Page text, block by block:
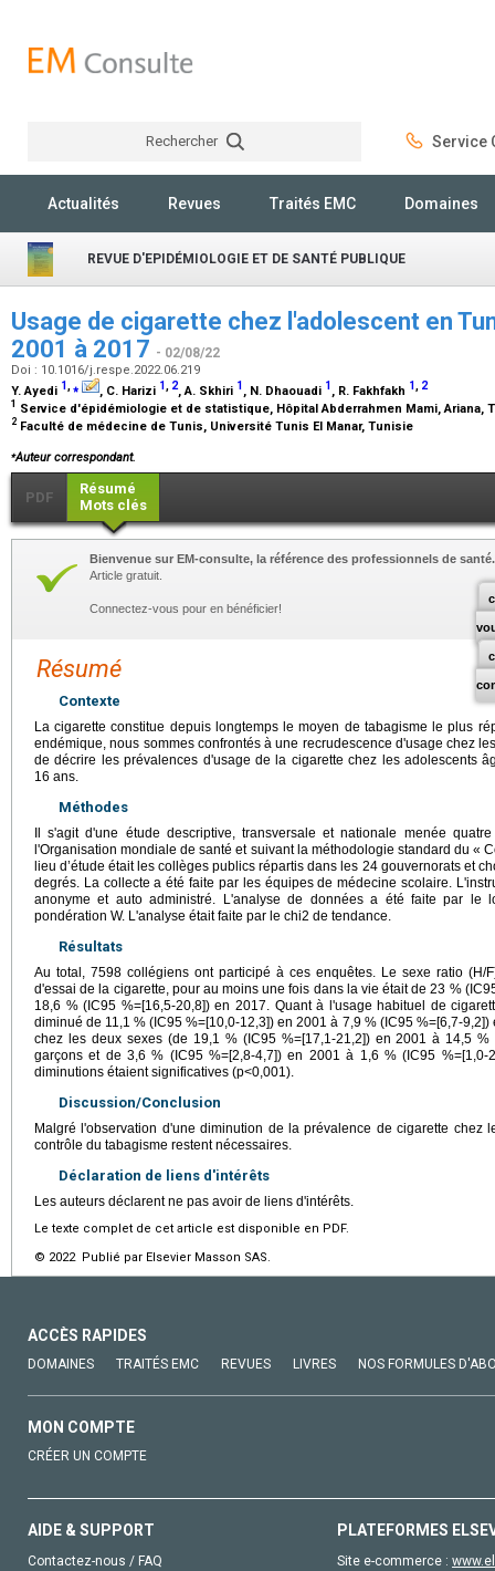
Rechercher Service
Actualités Revues Traités EMC Domaines
REVUE D'EPIDÉMIOLOGIE ET DE SANTÉ PUBLIQUE
Usage de cigarette chez l'adolescent en
2001 à 2017 - 02/08/22
Doi : 10.1016/j.respe.2022.06.219
Y. Ayedi 1,⁎ , C. Harizi 1, 2, A. Skhiri 1 , N. Dhaouadi 1 , R. Fakhfakh 1, 2
1 Service d'épidémiologie et de statistique, Hôpital Abderrahmen Mami, Ariana,
2 Faculté de médecine de Tunis, Université Tunis El Manar, Tunisie
⁎Auteur correspondant.
PDF
Résumé
Mots clés
Bienvenue sur EM-consulte, la référence des professionnels de santé.
Article gratuit.
Connectez-vous pour en bénéficier!
Résumé
Contexte
La cigarette constitue depuis longtemps le moyen de tabagisme le plus
endémique, nous sommes confrontés à une recrudescence d'usage chez
de décrire les prévalences d'usage de la cigarette chez les adolescents
16 ans.
Méthodes
Il s'agit d'une étude descriptive, transversale et nationale menée
l'Organisation mondiale de santé et suivant la méthodologie standard du «
lieu d’étude était les collèges publics répartis dans les 24 gouvernorats et
degrés. La collecte a été faite par les équipes de médecine scolaire.
anonyme et auto administré. L'analyse de données a été faite par le
pondération W. L'analyse était faite par le chi2 de tendance.
Résultats
Au total, 7598 collégiens ont participé à ces enquêtes. Le sexe ratio (H/
d'essai de la cigarette, pour au moins une fois dans la vie était de 23 %
18,6 % (IC95 %=[16,5-20,8]) en 2017. Quant à l'usage habituel de
diminué de 11,1 % (IC95 %=[10,0-12,3]) en 2001 à 7,9 % (IC95 %=[6,7-
chez les deux sexes (de 19,1 % (IC95 %=[17,1-21,2]) en 2001 à 14,5
garçons et de 3,6 % (IC95 %=[2,8-4,7]) en 2001 à 1,6 % (IC95
diminutions étaient significatives (p<0,001).
Discussion/Conclusion
Malgré l'observation d'une diminution de la prévalence de cigarette chez
contrôle du tabagisme restent nécessaires.
Déclaration de liens d'intérêts
Les auteurs déclarent ne pas avoir de liens d'intérêts.
Le texte complet de cet article est disponible en PDF.
© 2022 Publié par Elsevier Masson SAS.
ACCÈS RAPIDES
DOMAINES TRAITÉS EMC REVUES LIVRES NOS FORMULES
MON COMPTE
CRÉER UN COMPTE
AIDE & SUPPORT
Contactez-nous / FAQ
PLATEFORMES
Site e-commerce :